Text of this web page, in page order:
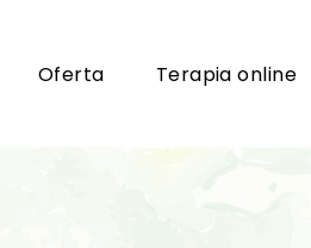
Oferta Terapia online